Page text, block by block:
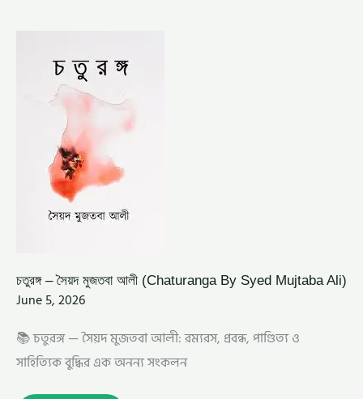
চতুরঙ্গ – সৈয়দ মুজতবা আলী (Chaturanga By Syed Mujtaba Ali)
June 5, 2026
📚 চতুরঙ্গ — সৈয়দ মুজতবা আলী: রম্যরস, প্রবন্ধ, পাণ্ডিত্য ও
সাহিত্যিক বুদ্ধির এক অনন্য সংকলন
সৈয়দ
মুজতবা
আলী
(CHATURANGA
BY
SYED
MUJTABA
ALI)